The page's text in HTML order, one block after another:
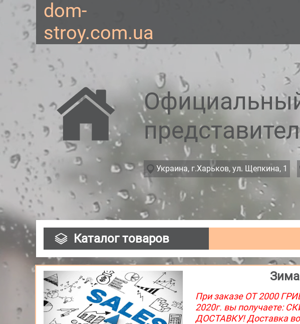
dom-
stroy.com.ua
Украина, г.Харьков, ул. Щепкина, 1
Каталог товаров
Зима
При заказе ОТ 2000
2020г. вы получаете:
ДОСТАВКУ! Доставка